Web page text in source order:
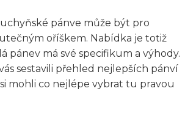
pánve může být pro
oříškem. Nabídka je totiž
pánev má své specifikum a výhody.
sestavili přehled nejlepších pánví
mohli co nejlépe vybrat tu pravou